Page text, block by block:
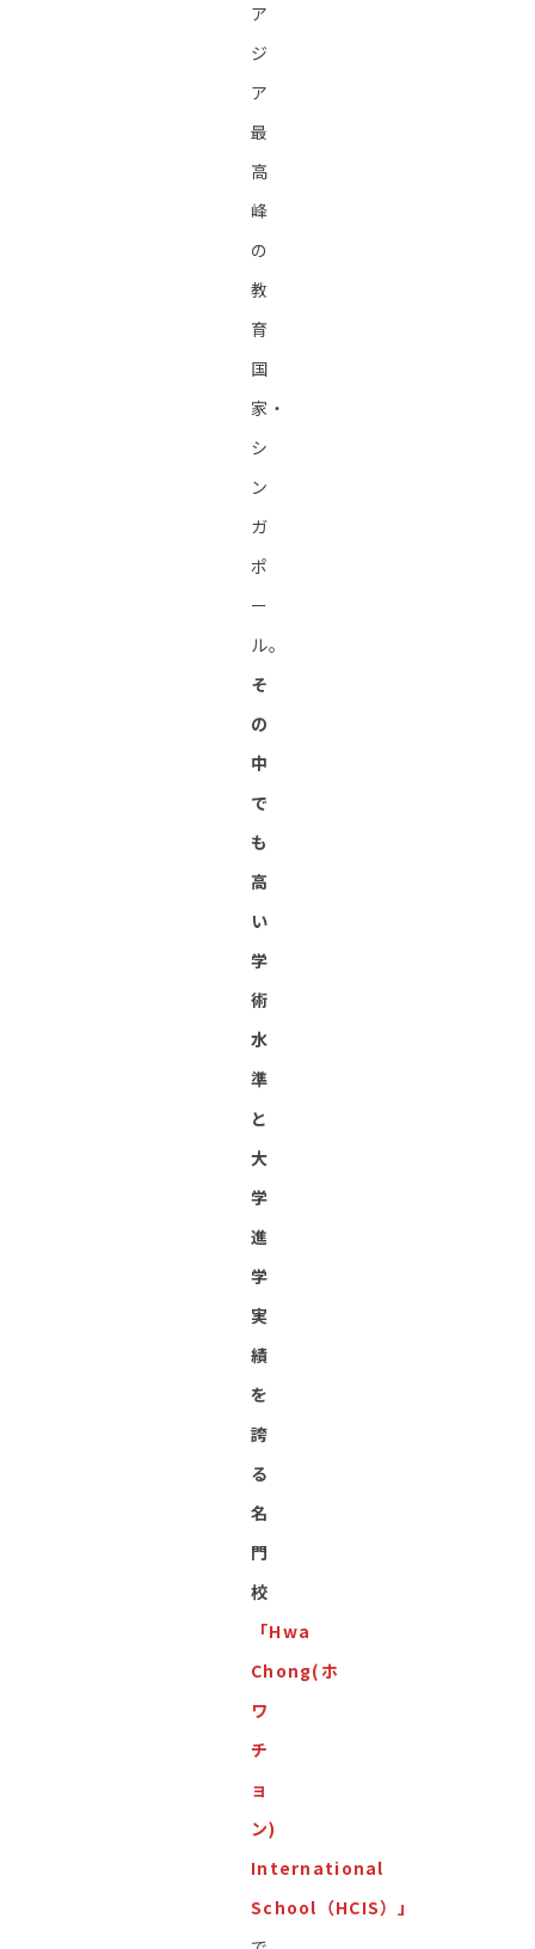
ア
ジ
ア
最
高
峰
の
教
育
国
家・
シ
ン
ガ
ポ
ー
ル。
そ
の
中
で
も
高
い
学
術
水
準
と
大
学
進
学
実
績
を
誇
る
名
門
校
「Hwa
Chong(ホ
ワ
チ
ョ
ン)
International
School（HCIS）」